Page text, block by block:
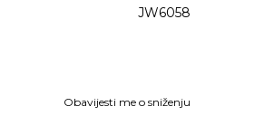
JW6058
Obavijesti me o sniženju